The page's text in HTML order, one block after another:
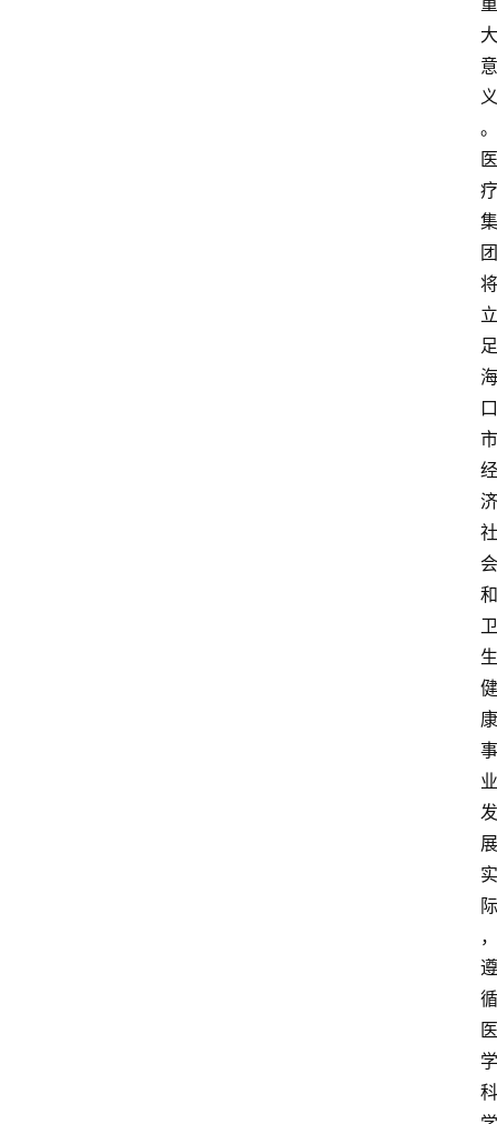
大
意
义
。
医
疗
集
团
将
立
足
海
口
市
经
济
社
会
和
卫
生
健
康
事
业
发
展
实
际
，
遵
循
医
学
科